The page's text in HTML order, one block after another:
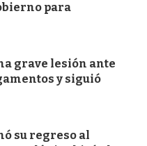
para
grave lesión ante
y siguió
su regreso al